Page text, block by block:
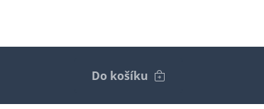
Do košíku